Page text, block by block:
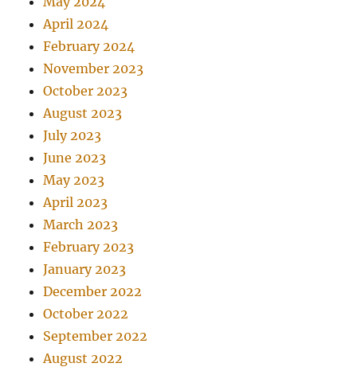
April 2024
February 2024
November 2023
October 2023
August 2023
July 2023
June 2023
May 2023
April 2023
March 2023
February 2023
January 2023
December 2022
October 2022
September 2022
August 2022